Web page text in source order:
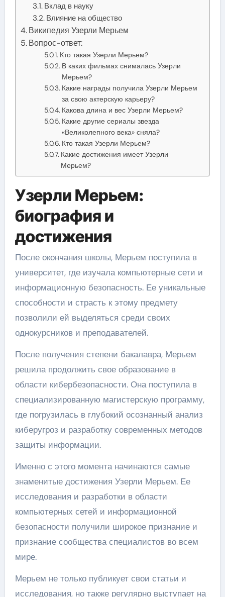
Вклад в науку
Влияние на общество
Википедия Узерли Мерьем
Вопрос-ответ:
Кто такая Узерли Мерьем?
В каких фильмах снималась Узерли
Мерьем?
Какие награды получила Узерли Мерьем
за свою актерскую карьеру?
Какова длина и вес Узерли Мерьем?
Какие другие сериалы звезда
«Великолепного века» сняла?
Кто такая Узерли Мерьем?
Какие достижения имеет Узерли
Мерьем?
Узерли Мерьем:
биография и
достижения
После окончания школы, Мерьем поступила в
университет, где изучала компьютерные сети и
информационную безопасность. Ее уникальные
способности и страсть к этому предмету
позволили ей выделяться среди своих
однокурсников и преподавателей.
После получения степени бакалавра, Мерьем
решила продолжить свое образование в
области кибербезопасности. Она поступила в
специализированную магистерскую программу,
где погрузилась в глубокий осознанный анализ
киберугроз и разработку современных методов
защиты информации.
Именно с этого момента начинаются самые
знаменитые достижения Узерли Мерьем. Ее
исследования и разработки в области
компьютерных сетей и информационной
безопасности получили широкое признание и
признание сообщества специалистов во всем
мире.
Мерьем не только публикует свои статьи и
исследования, но также регулярно выступает на